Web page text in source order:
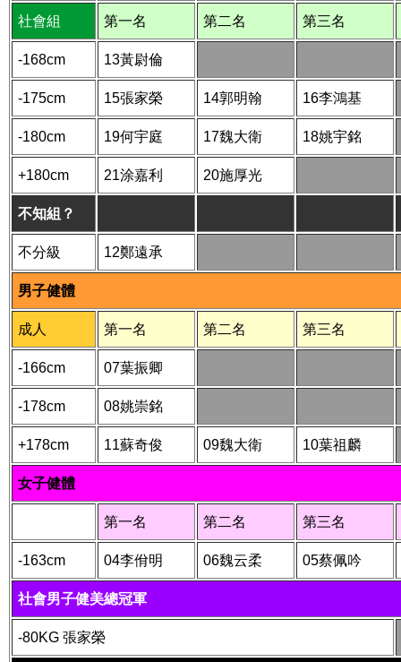
社會組 第一名 第二名 第三名
-168cm 13黃尉倫
-175cm 15張家榮 14郭明翰 16李鴻基
-180cm 19何宇庭 17魏大衛 18姚宇銘
+180cm 21涂嘉利 20施厚光
不知組？
不分級 12鄭遠承
男子健體
成人 第一名 第二名 第三名
-166cm 07葉振卿
-178cm 08姚崇銘
+178cm 11蘇奇俊 09魏大衛 10葉祖麟
女子健體
第一名 第二名 第三名
-163cm 04李佾明 06魏云柔 05蔡佩吟
社會男子健美總冠軍
-80KG 張家榮